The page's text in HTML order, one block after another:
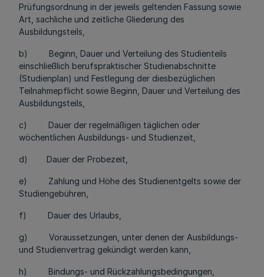
Prüfungsordnung in der jeweils geltenden Fassung sowie
Art, sachliche und zeitliche Gliederung des
Ausbildungsteils,
b) Beginn, Dauer und Verteilung des Studienteils
einschließlich berufspraktischer Studienabschnitte
(Studienplan) und Festlegung der diesbezüglichen
Teilnahmepflicht sowie Beginn, Dauer und Verteilung des
Ausbildungsteils,
c) Dauer der regelmäßigen täglichen oder
wöchentlichen Ausbildungs- und Studienzeit,
d) Dauer der Probezeit,
e) Zahlung und Höhe des Studienentgelts sowie der
Studiengebühren,
f) Dauer des Urlaubs,
g) Voraussetzungen, unter denen der Ausbildungs-
und Studienvertrag gekündigt werden kann,
h) Bindungs- und Rückzahlungsbedingungen,